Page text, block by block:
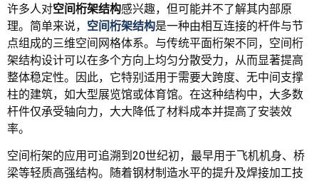
许多人对空间桁架结构感兴趣，但可能并不了解其内部原
理。简单来说， 空间桁架结构是一种由相互连接的杆件与节
点组成的三维空间网格体系。与传统平面桁架不同，空间桁
架结构设计可以在多个方向上均匀分散受力，从而显著提高
整体稳定性。因此，它特别适用于需要大跨度、无中间支撑
柱的建筑，如大型展览馆或体育馆。在这种结构中，大多数
杆件仅承受轴向力，大大降低了材料成本并提高了安装效
率。
空间桁架的应用可追溯到20世纪初，最早用于飞机机身、桥
梁等轻质高强结构。随着钢材制造水平的提升及焊接加工技